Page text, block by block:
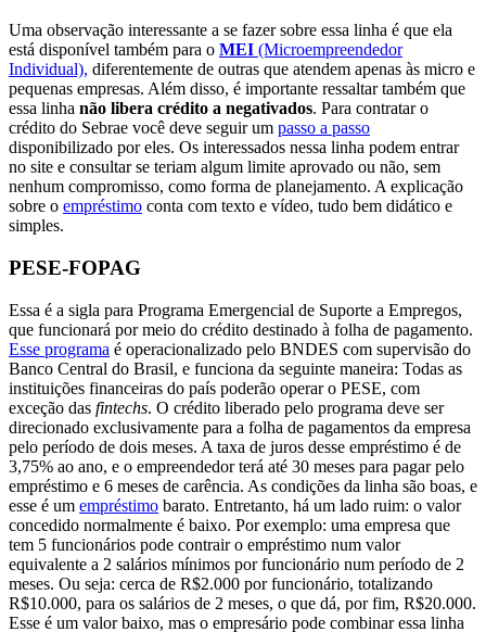
Uma observação interessante a se fazer sobre essa linha é que ela
está disponível também para o MEI (Microempreendedor
Individual), diferentemente de outras que atendem apenas às micro e
pequenas empresas. Além disso, é importante ressaltar também que
essa linha não libera crédito a negativados. Para contratar o
crédito do Sebrae você deve seguir um passo a passo
disponibilizado por eles. Os interessados nessa linha podem entrar
no site e consultar se teriam algum limite aprovado ou não, sem
nenhum compromisso, como forma de planejamento. A explicação
sobre o empréstimo conta com texto e vídeo, tudo bem didático e
simples.
PESE-FOPAG
Essa é a sigla para Programa Emergencial de Suporte a Empregos,
que funcionará por meio do crédito destinado à folha de pagamento.
Esse programa é operacionalizado pelo BNDES com supervisão do
Banco Central do Brasil, e funciona da seguinte maneira: Todas as
instituições financeiras do país poderão operar o PESE, com
exceção das fintechs. O crédito liberado pelo programa deve ser
direcionado exclusivamente para a folha de pagamentos da empresa
pelo período de dois meses. A taxa de juros desse empréstimo é de
3,75% ao ano, e o empreendedor terá até 30 meses para pagar pelo
empréstimo e 6 meses de carência. As condições da linha são boas, e
esse é um empréstimo barato. Entretanto, há um lado ruim: o valor
concedido normalmente é baixo. Por exemplo: uma empresa que
tem 5 funcionários pode contrair o empréstimo num valor
equivalente a 2 salários mínimos por funcionário num período de 2
meses. Ou seja: cerca de R$2.000 por funcionário, totalizando
R$10.000, para os salários de 2 meses, o que dá, por fim, R$20.000.
Esse é um valor baixo, mas o empresário pode combinar essa linha